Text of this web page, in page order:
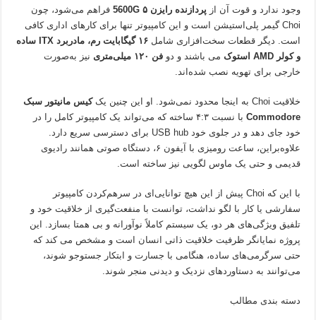
وجود ندارد و قوت آن از پردازنده رایزن ۵ 5600G
فراهم می‌شود، چون
Choi گیمر پلی‌استیشن است و این کامپیوتر تنها برای کارهای اداری کافی
است. دیگر قطعات سخت‌افزاری شامل
۱۶ گیگابایت رم، مادربرد ITX ساده
و کولر AMD استوک
می باشند و دوفن ۱۲۰ میلی‌متری
نیز به‌صورت
خارجی برای تهویه نصب شده‌اند.
خلاقیت Choi به اینجا محدود نمی‌شود. او این چنین یک
کیس مانیتور سبک
Commodore
با نسبت ۴:۳ ساخته که می‌تواند یک کامپیوتر کامل را در
خود جای دهد و در جلوی خود USB hub برای دسترسی سریع دارد.
علاوه‌براین، ساعت رومیزی با آیفون ۶، دستگاه صوتی همانند رادیوی
قدیمی و حتی یک ماوس لگویی نیز ساخته است.
با این که Choi پیش از این هیچ توانایی‌ای در سرهم‌کردن کامپیوتر
سفارشی یا کار با لگو نداشت، توانست با منفعت‌گیری از خلاقیت خود و
تلفیق ویژگی‌های هر دو، یک سیستم کاملاً نوآورانه و بی همتا بسازد. این
پروژه نمایانگر ظرفیت خلاقیت ذاتی انسان است و مشخص می کند که
حتی سرگرمی‌های ساده، هنگامی با جسارت و ابتکار جستوجو شوند،
می‌توانند به دستاوردهای نزدیک و دیدنی منجر شوند.
دسته بندی مطالب